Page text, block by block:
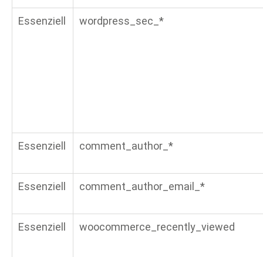
Essenziell wordpress_sec_*
Essenziell comment_author_*
Essenziell comment_author_email_*
Essenziell woocommerce_recently_viewed